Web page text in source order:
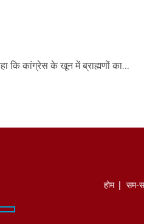
कि कांग्रेस के खून में ब्राह्मणों का...
होम सम-